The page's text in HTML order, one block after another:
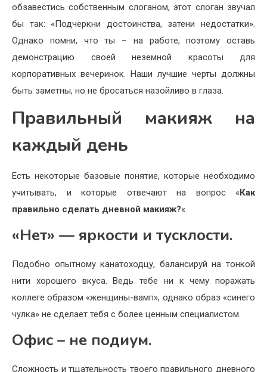
обзавестись собственным слоганом, этот слоган звучал
бы так: «Подчеркни достоинства, затени недостатки».
Однако помни, что ты – на работе, поэтому оставь
демонстрацию своей неземной красоты для
корпоративных вечеринок. Наши лучшие черты должны
быть заметны, но не бросаться назойливо в глаза.
Правильный макияж на
каждый день
Есть некоторые базовые понятие, которые необходимо
учитывать, и которые отвечают на вопрос «Как
правильно сделать дневной макияж?«.
«Нет» — яркости и тусклости.
Подобно опытному канатоходцу, балансируй на тонкой
нити хорошего вкуса. Ведь тебе ни к чему поражать
коллеге образом «женщины-вамп», однако образ «синего
чулка» не сделает тебя с более ценным специалистом.
Офис – не подиум.
Сложность и тщательность твоего правильного дневного